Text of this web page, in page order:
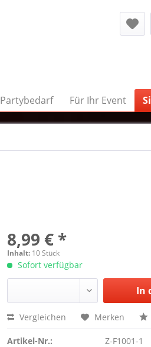
Partybedarf Für Ihr Event
8,99 € *
Inhalt: 10 Stück
Sofort verfügbar
In
Vergleichen Merken
Artikel-Nr.: Z-F1001-1